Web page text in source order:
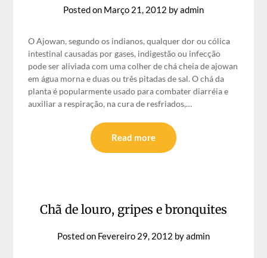
Posted on Março 21, 2012 byadmin
O Ajowan, segundo os indianos, qualquer dor ou cólica
intestinal causadas por gases, indigestão ou infecção
pode ser aliviada com uma colher de chá cheia de ajowan
em água morna e duas ou três pitadas de sal. O chá da
planta é popularmente usado para combater diarréia e
auxiliar a respiração, na cura de resfriados,…
Read more
Chã de louro, gripes e bronquites
Posted on Fevereiro 29, 2012 byadmin